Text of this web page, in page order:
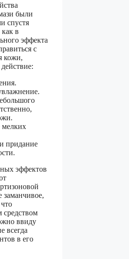
были
спустя
как в
эффекта
с
кожи,
придание
эффектов
средством
ввиду
всегда
в его